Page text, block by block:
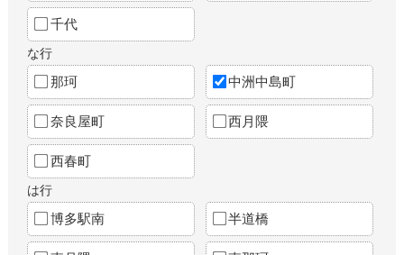
千代
な行
那珂 中洲中島町
奈良屋町 西月隈
西春町
は行
博多駅南 半道橋